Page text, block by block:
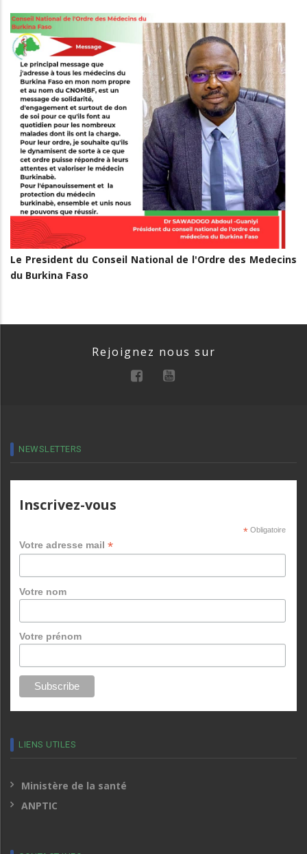
Le President du Conseil National de l'Ordre des Medecins
du Burkina Faso
Rejoignez nous sur
NEWSLETTERS
Inscrivez-vous
*Obligatoire
Votre adresse mail *
Votre nom
Votre prénom
LIENS UTILES
Ministère de la santé
ANPTIC